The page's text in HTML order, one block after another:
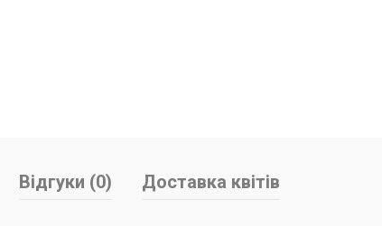
Відгуки (0) Доставка квітів